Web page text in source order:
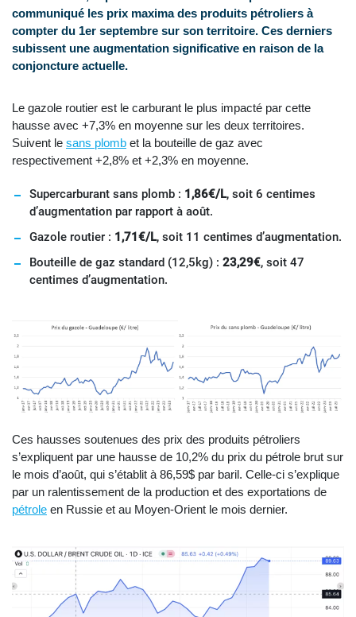
communiqué les prix maxima des produits pétroliers à
compter du 1er septembre sur son territoire. Ces derniers
subissent une augmentation significative en raison de la
conjoncture actuelle.
Le gazole routier est le carburant le plus impacté par cette
hausse avec +7,3% en moyenne sur les deux territoires.
Suivent le sans plomb et la bouteille de gaz avec
respectivement +2,8% et +2,3% en moyenne.
Supercarburant sans plomb : 1,86€/L, soit 6 centimes
d’augmentation par rapport à août.
Gazole routier : 1,71€/L, soit 11 centimes d’augmentation.
Bouteille de gaz standard (12,5kg) : 23,29€, soit 47
centimes d’augmentation.
Ces hausses soutenues des prix des produits pétroliers
s’expliquent par une hausse de 10,2% du prix du pétrole brut sur
le mois d’août, qui s’établit à 86,59$ par baril. Celle-ci s’explique
par un ralentissement de la production et des exportations de
pétrole en Russie et au Moyen-Orient le mois dernier.